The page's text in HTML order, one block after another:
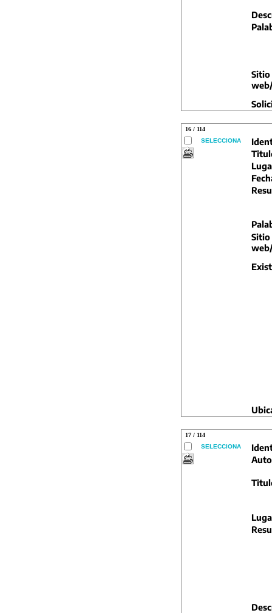
Sitio
16 / 114
SELECCIONA
Sitio
17 / 114
SELECCIONA